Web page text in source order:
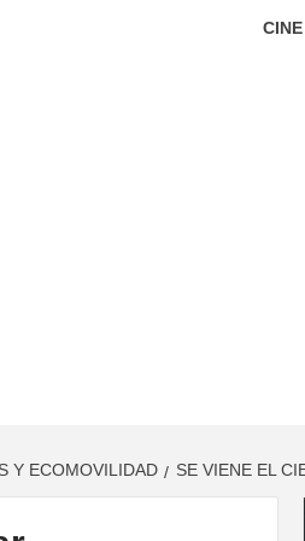
CINE
Y ECOMOVILIDAD SE VIENE EL